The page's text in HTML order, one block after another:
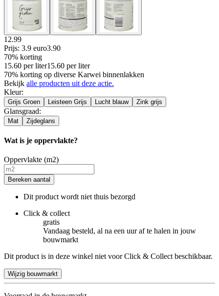
12.99
Prijs: 3.9 euro3.90
70% korting
15.60 per liter15.60 per liter
70% korting op diverse Karwei binnenlakken
Bekijk alle producten uit deze actie.
Kleur:
Grijs Groen Leisteen Grijs Lucht blauw Zink grijs
Glansgraad:
Mat Zijdeglans
Wat is je oppervlakte?
Oppervlakte (m2)
Bereken aantal
Dit product wordt niet thuis bezorgd
Click & collect
gratis
Vandaag besteld, al na een uur af te halen in jouw
bouwmarkt
Dit product is in deze winkel niet voor Click & Collect beschikbaar.
Wijzig bouwmarkt